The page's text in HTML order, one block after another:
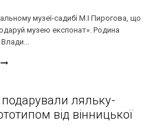
музеї-садибі М.І Пирогова, що
музею експонат». Родина
ляльку-
від вінницької